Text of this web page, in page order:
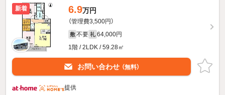
新着 6.9万円
（管理費3,500円）
敷 不要 礼 64,000円
1階 / 2LDK / 59.28㎡
お問い合わせ （無料）
提供